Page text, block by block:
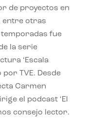
de proyectos en
entre otras
fue
la serie
‘Escala
por TVE. Desde
Carmen
el podcast ‘El
consejo lector.